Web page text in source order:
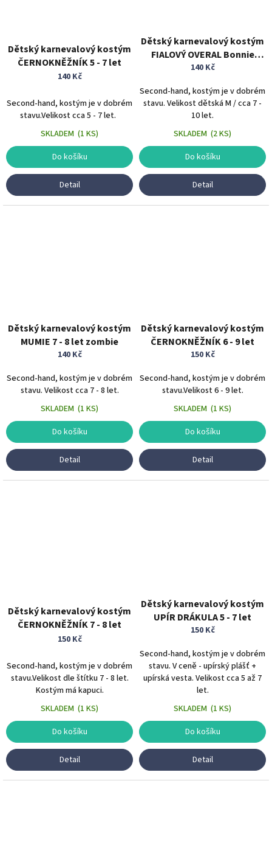
Dětský karnevalový kostým
ČERNOKNĚŽNÍK 5 - 7 let
140 Kč
Second-hand, kostým je v dobrém
stavu.Velikost cca 5 - 7 let.
SKLADEM (1 KS)
Do košíku
Detail
Dětský karnevalový kostým
FIALOVÝ OVERAL Bonnie
králík 7 - 10 let zvířecí
140 Kč
Second-hand, kostým je v dobrém
stavu. Velikost dětská M / cca 7 -
10 let.
SKLADEM (2 KS)
Do košíku
Detail
Dětský karnevalový kostým
MUMIE 7 - 8 let zombie
140 Kč
Second-hand, kostým je v dobrém
stavu. Velikost cca 7 - 8 let.
SKLADEM (1 KS)
Do košíku
Detail
Dětský karnevalový kostým
ČERNOKNĚŽNÍK 6 - 9 let
150 Kč
Second-hand, kostým je v dobrém
stavu.Velikost 6 - 9 let.
SKLADEM (1 KS)
Do košíku
Detail
Dětský karnevalový kostým
ČERNOKNĚŽNÍK 7 - 8 let
150 Kč
Second-hand, kostým je v dobrém
stavu.Velikost dle štítku 7 - 8 let.
Kostým má kapuci.
SKLADEM (1 KS)
Do košíku
Detail
Dětský karnevalový kostým
UPÍR DRÁKULA 5 - 7 let
150 Kč
Second-hand, kostým je v dobrém
stavu. V ceně - upírský plášť +
upírská vesta. Velikost cca 5 až 7
let.
SKLADEM (1 KS)
Do košíku
Detail